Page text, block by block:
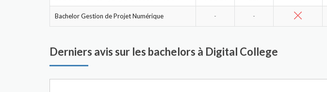
Bachelor Gestion de Projet Numérique - -
Derniers avis sur les bachelors à Digital College